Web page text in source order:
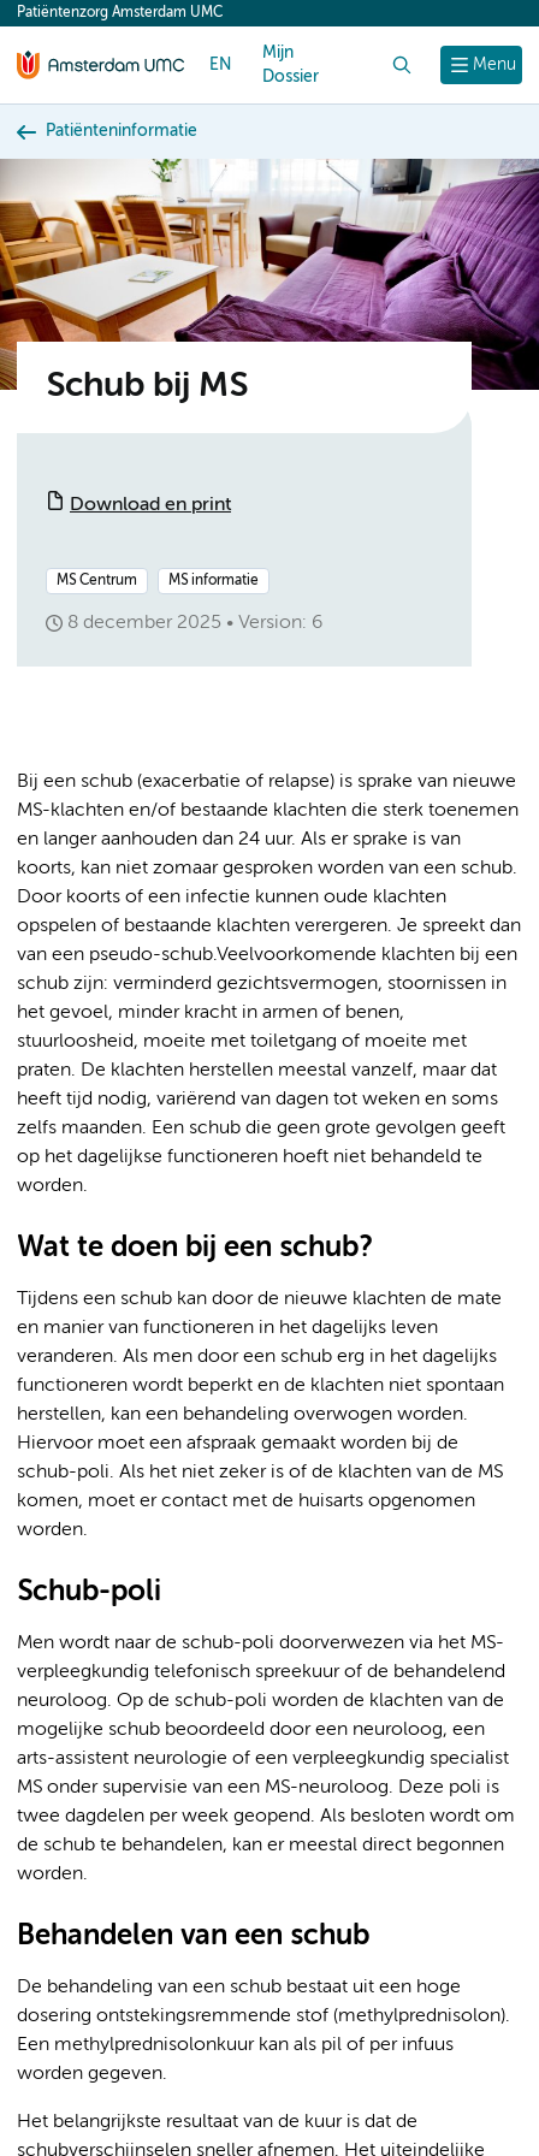
content
Menu
Patiëntenzorg Amsterdam UMC
EN
Mijn
Dossier
Patiënteninformatie
Schub bij MS
Download en print
MS Centrum MS informatie
8 december 2025 Version: 6
Bij een schub (exacerbatie of relapse) is sprake van nieuwe
MS-klachten en/of bestaande klachten die sterk toenemen
en langer aanhouden dan 24 uur. Als er sprake is van
koorts, kan niet zomaar gesproken worden van een schub.
Door koorts of een infectie kunnen oude klachten
opspelen of bestaande klachten verergeren. Je spreekt dan
van een pseudo-schub.Veelvoorkomende klachten bij een
schub zijn: verminderd gezichtsvermogen, stoornissen in
het gevoel, minder kracht in armen of benen,
stuurloosheid, moeite met toiletgang of moeite met
praten. De klachten herstellen meestal vanzelf, maar dat
heeft tijd nodig, variërend van dagen tot weken en soms
zelfs maanden. Een schub die geen grote gevolgen geeft
op het dagelijkse functioneren hoeft niet behandeld te
worden.
Wat te doen bij een schub?
Tijdens een schub kan door de nieuwe klachten de mate
en manier van functioneren in het dagelijks leven
veranderen. Als men door een schub erg in het dagelijks
functioneren wordt beperkt en de klachten niet spontaan
herstellen, kan een behandeling overwogen worden.
Hiervoor moet een afspraak gemaakt worden bij de
schub-poli. Als het niet zeker is of de klachten van de MS
komen, moet er contact met de huisarts opgenomen
worden.
Schub-poli
Men wordt naar de schub-poli doorverwezen via het MS-
verpleegkundig telefonisch spreekuur of de behandelend
neuroloog. Op de schub-poli worden de klachten van de
mogelijke schub beoordeeld door een neuroloog, een
arts-assistent neurologie of een verpleegkundig specialist
MS onder supervisie van een MS-neuroloog. Deze poli is
twee dagdelen per week geopend. Als besloten wordt om
de schub te behandelen, kan er meestal direct begonnen
worden.
Behandelen van een schub
De behandeling van een schub bestaat uit een hoge
dosering ontstekingsremmende stof (methylprednisolon).
Een methylprednisolonkuur kan als pil of per infuus
worden gegeven.
Het belangrijkste resultaat van de kuur is dat de
schubverschijnselen sneller afnemen. Het uiteindelijke